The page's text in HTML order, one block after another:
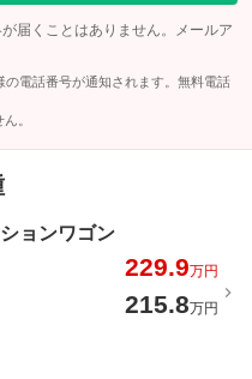
届くことはありません。メールア
電話番号が通知されます。無料電話
。
ョンワゴン
229.9万円
215.8万円